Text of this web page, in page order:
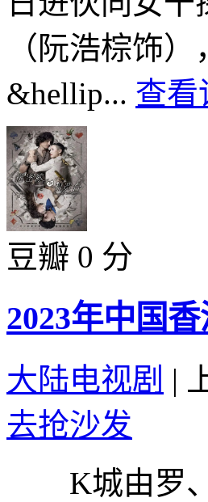
（阮浩棕饰
&hellip... 查看
豆瓣 0 分
2023年中国
大陆电视剧 |
去抢沙发
K城由罗、